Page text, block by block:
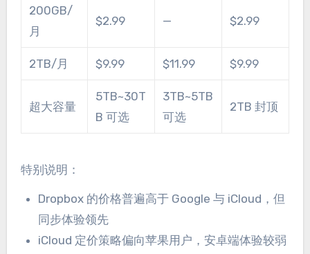
200GB/
月
$2.99 — $2.99
2TB/月 $9.99 $11.99 $9.99
超大容量
5TB~30T
B 可选
3TB~5TB
可选
2TB 封顶
特别说明：
Dropbox 的价格普遍高于 Google 与 iCloud，但
同步体验领先
iCloud 定价策略偏向苹果用户，安卓端体验较弱